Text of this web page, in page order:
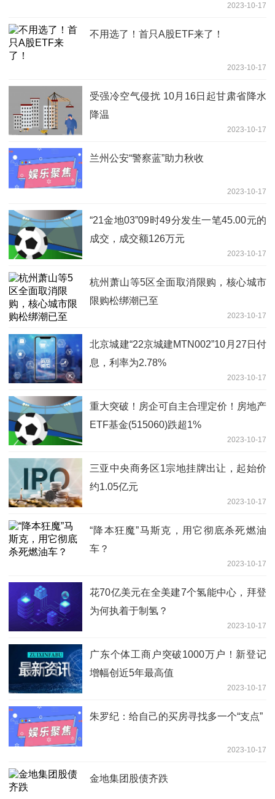
2023-10-17
不用选了！首只A股ETF来了！
2023-10-17
受强冷空气侵扰 10月16日起甘肃省降水
降温
2023-10-17
兰州公安“警察蓝”助力秋收
2023-10-17
“21金地03”09时49分发生一笔45.00元的
成交，成交额126万元
2023-10-17
杭州萧山等5区全面取消限购，核心城市
限购松绑潮已至
2023-10-17
北京城建“22京城建MTN002”10月27日付
息，利率为2.78%
2023-10-17
重大突破！房企可自主合理定价！房地产
ETF基金(515060)跌超1%
2023-10-17
三亚中央商务区1宗地挂牌出让，起始价
约1.05亿元
2023-10-17
“降本狂魔”马斯克，用它彻底杀死燃油
车？
2023-10-17
花70亿美元在全美建7个氢能中心，拜登
为何执着于制氢？
2023-10-17
广东个体工商户突破1000万户！新登记
增幅创近5年最高值
2023-10-17
朱罗纪：给自己的买房寻找多一个“支点”
2023-10-17
金地集团股债齐跌